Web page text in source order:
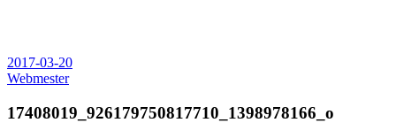
2017-03-20
Webmester
17408019_926179750817710_1398978166_o